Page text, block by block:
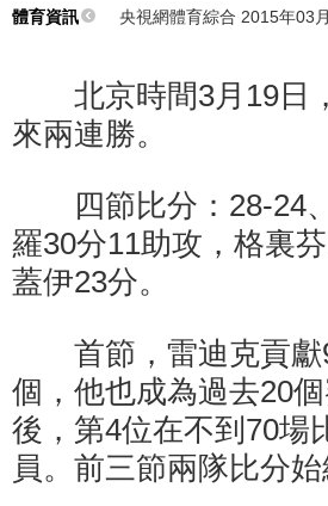
體育資訊 央視網體育綜合 2015年03
北京時間3月19日，
來兩連勝。
四節比分：28-24、
羅30分11助攻，格裏
蓋伊23分。
首節，雷迪克貢獻9
個，他也成為過去20
後，第4位在不到70場
員。前三節兩隊比分始